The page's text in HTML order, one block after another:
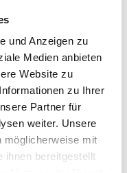
und Anzeigen zu
Medien anbieten
Website zu
zu Ihrer
Partner für
weiter. Unsere
möglicherweise mit
ihnen bereitgestellt